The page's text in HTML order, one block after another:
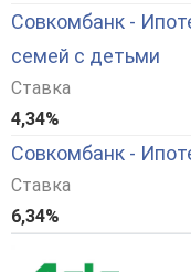
Совкомбанк -
семей с детьми
Ставка
4,34%
Совкомбанк -
Ставка
6,34%